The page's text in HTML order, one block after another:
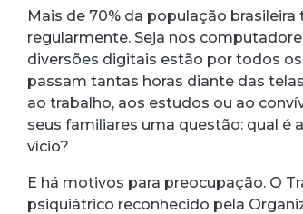
Mais de 70% da população
regularmente. Seja nos
diversões digitais estão por todos
passam tantas horas diante das
ao trabalho, aos estudos ou ao
seus familiares uma questão: qual é
vício?
E há motivos para preocupação. O
psiquiátrico reconhecido pela